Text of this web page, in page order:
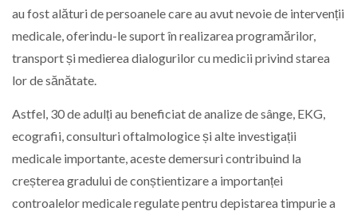
au fost alături de persoanele care au avut nevoie de intervenții
medicale, oferindu-le suport în realizarea programărilor,
transport și medierea dialogurilor cu medicii privind starea
lor de sănătate.
Astfel, 30 de adulți au beneficiat de analize de sânge, EKG,
ecografii, consulturi oftalmologice și alte investigații
medicale importante, aceste demersuri contribuind la
creșterea gradului de conștientizare a importanței
controalelor medicale regulate pentru depistarea timpurie a